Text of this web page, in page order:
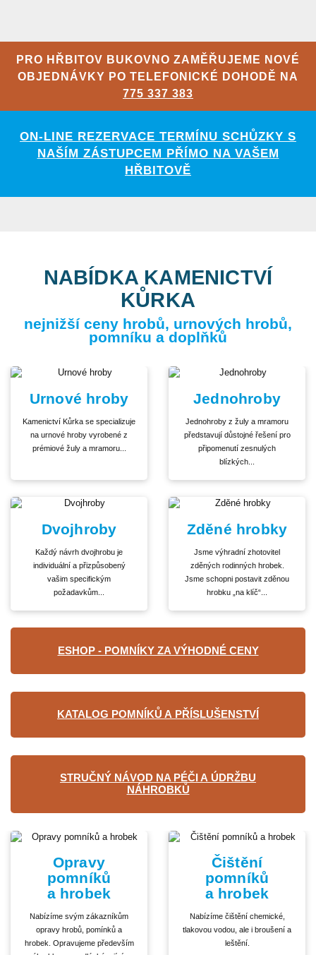
PRO HŘBITOV BUKOVNO ZAMĚŘUJEME NOVÉ
OBJEDNÁVKY PO TELEFONICKÉ DOHODĚ NA
775 337 383
ON-LINE REZERVACE TERMÍNU SCHŮZKY S
NAŠÍM ZÁSTUPCEM PŘÍMO NA VAŠEM
HŘBITOVĚ
NABÍDKA KAMENICTVÍ
KŮRKA
nejnižší ceny hrobů, urnových hrobů,
pomníku a doplňků
Urnové hroby
Kamenictví Kůrka se specializuje
na urnové hroby vyrobené z
prémiové žuly a mramoru...
Jednohroby
Jednohroby z žuly a mramoru
představují důstojné řešení pro
připomenutí zesnulých
blízkých...
Dvojhroby
Každý návrh dvojhrobu je
individuální a přizpůsobený
vašim specifickým
požadavkům...
Zděné hrobky
Jsme výhradní zhotovitel
zděných rodinných hrobek.
Jsme schopni postavit zděnou
hrobku „na klíč“...
ESHOP - POMNÍKY ZA VÝHODNÉ CENY
KATALOG POMNÍKŮ A PŘÍSLUŠENSTVÍ
STRUČNÝ NÁVOD NA PÉČI A ÚDRŽBU
NÁHROBKŮ
Opravy
pomníků
a hrobek
Nabízíme svým zákazníkům
opravy hrobů, pomínků a
hrobek. Opravujeme především
Čištění
pomníků
a hrobek
Nabízíme čištění chemické,
tlakovou vodou, ale i broušení a
leštění.